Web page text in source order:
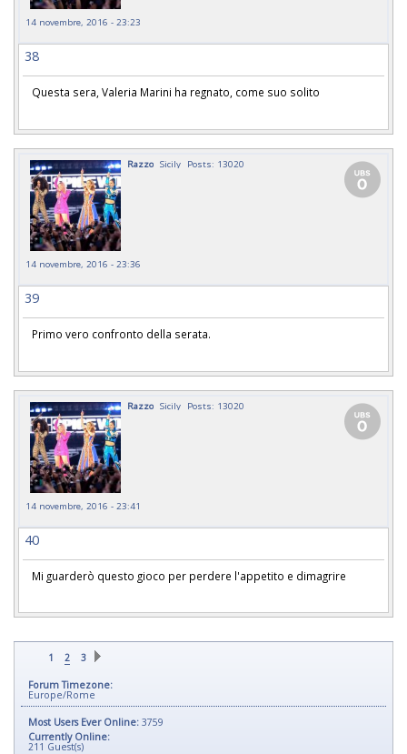
14 novembre, 2016 - 23:23
38
Questa sera, Valeria Marini ha regnato, come suo solito
Razzo Sicily Posts: 13020
14 novembre, 2016 - 23:36
39
Primo vero confronto della serata.
Razzo Sicily Posts: 13020
14 novembre, 2016 - 23:41
40
Mi guarderò questo gioco per perdere l'appetito e dimagrire
1 2 3
Forum Timezone:
Europe/Rome
Most Users Ever Online: 3759
Currently Online:
211 Guest(s)